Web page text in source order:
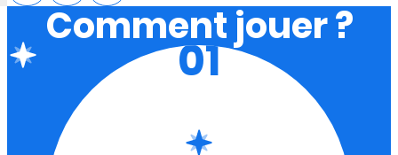
Comment jouer ?
01